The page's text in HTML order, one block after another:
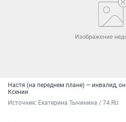
Настя (на переднем плане) — инвалид,
Ксении
Источник: Екатерина Тычинина / 74.RU